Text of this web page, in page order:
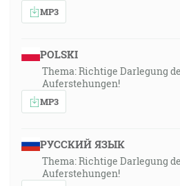
MP3
POLSKI
Thema: Richtige Darlegung
Auferstehungen!
MP3
РУССКИЙ ЯЗЫК
Thema: Richtige Darlegung
Auferstehungen!